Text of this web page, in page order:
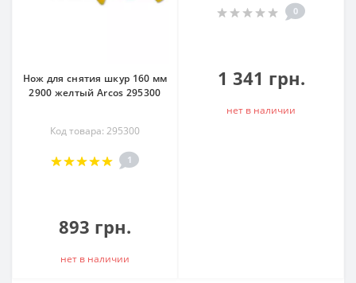
Нож для снятия шкур 160 мм
2900 желтый Arcos 295300
Код товара: 295300
1
893 грн.
нет в наличии
0
1 341 грн.
нет в наличии